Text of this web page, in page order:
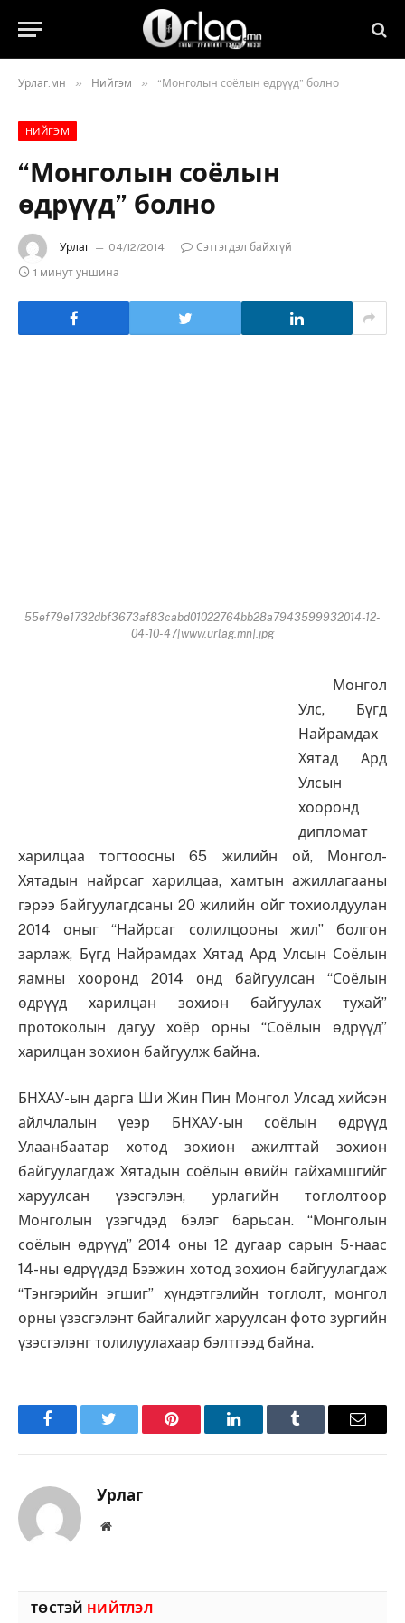
Урлаг.мн » Нийгэм » “Монголын соёлын өдрүүд” болно
НИЙГЭМ
“Монголын соёлын
өдрүүд” болно
Урлаг 04/12/2014
Сэтгэгдэл байхгүй
1 минут уншина
55ef79e1732dbf3673af83cabd01022764bb28a7943599932014-12-
04-10-47[www.urlag.mn].jpg
Монгол
Улс, Бүгд
Найрамдах
Хятад Ард
Улсын
хооронд
дипломат
харилцаа тогтоосны 65 жилийн ой, Монгол-
Хятадын найрсаг харилцаа, хамтын ажиллагааны
гэрээ байгуулагдсаны 20 жилийн ойг тохиолдуулан
2014 оныг “Найрсаг солилцооны жил” болгон
зарлаж, Бүгд Найрамдах Хятад Ард Улсын Соёлын
яамны хооронд 2014 онд байгуулсан “Соёлын
өдрүүд харилцан зохион байгуулах тухай”
протоколын дагуу хоёр орны “Соёлын өдрүүд”
харилцан зохион байгуулж байна.
БНХАУ-ын дарга Ши Жин Пин Монгол Улсад хийсэн
айлчлалын үеэр БНХАУ-ын соёлын өдрүүд
Улаанбаатар хотод зохион ажилттай зохион
байгуулагдаж Хятадын соёлын өвийн гайхамшгийг
харуулсан үзэсгэлэн, урлагийн тоглолтоор
Монголын үзэгчдэд бэлэг барьсан. “Монголын
соёлын өдрүүд” 2014 оны 12 дугаар сарын 5-наас
14-ны өдрүүдэд Бээжин хотод зохион байгуулагдаж
“Тэнгэрийн эгшиг” хүндэтгэлийн тоглолт, монгол
орны үзэсгэлэнт байгалийг харуулсан фото зургийн
үзэсгэлэнг толилуулахаар бэлтгээд байна.
FacebookTwitter Pinterest LinkedInTumblr Имэйл
Урлаг
Вэбсайт
ТӨСТЭЙ НИЙТЛЭЛ